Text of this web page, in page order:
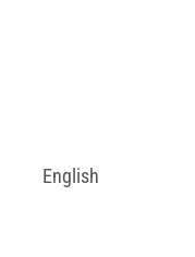
English